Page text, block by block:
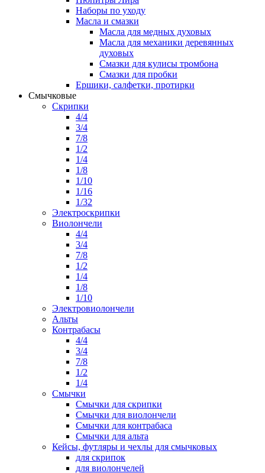
Наборы по уходу
Масла и смазки
Масла для медных духовых
Масла для механики деревянных
духовых
Смазки для кулисы тромбона
Смазки для пробки
Ершики, салфетки, протирки
Смычковые
Скрипки
4/4
3/4
7/8
1/2
1/4
1/8
1/10
1/16
1/32
Электроскрипки
Виолончели
4/4
3/4
7/8
1/2
1/4
1/8
1/10
Электровиолончели
Альты
Контрабасы
4/4
3/4
7/8
1/2
1/4
Смычки
Смычки для скрипки
Смычки для виолончели
Смычки для контрабаса
Смычки для альта
Кейсы, футляры и чехлы для смычковых
для скрипок
для виолончелей